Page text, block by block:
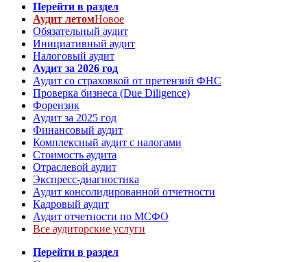
Перейти в раздел
Аудит летомНовое
Обязательный аудит
Инициативный аудит
Налоговый аудит
Аудит за 2026 год
Аудит со страховкой от претензий ФНС
Проверка бизнеса (Due Diligence)
Форензик
Аудит за 2025 год
Финансовый аудит
Комплексный аудит с налогами
Стоимость аудита
Отраслевой аудит
Экспресс-диагностика
Аудит консолидированной отчетности
Кадровый аудит
Аудит отчетности по МСФО
Все аудиторские услуги
Перейти в раздел